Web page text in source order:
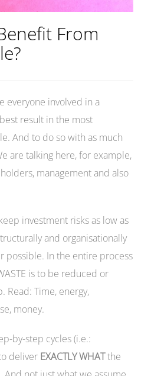
From
everyone involved in a
result in the most
And to do so with as much
are talking here, for example,
management and also
investment risks as low as
and organisationally
possible. In the entire process
is to be reduced or
Read: Time, energy,
money.
by-step cycles (i.e.:
deliver EXACTLY WHATthe